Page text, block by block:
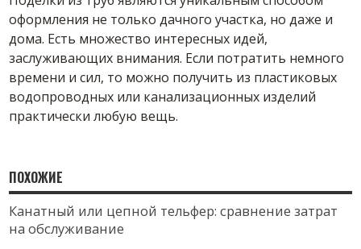
оформления не только дачного участка, но даже и
дома. Есть множество интересных идей,
заслуживающих внимания. Если потратить немного
времени и сил, то можно получить из пластиковых
водопроводных или канализационных изделий
практически любую вещь.
ПОХОЖИЕ
Канатный или цепной тельфер: сравнение затрат
на обслуживание